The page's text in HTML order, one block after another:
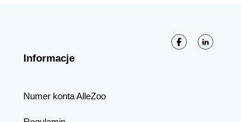
Informacje
Numer konta AlleZoo